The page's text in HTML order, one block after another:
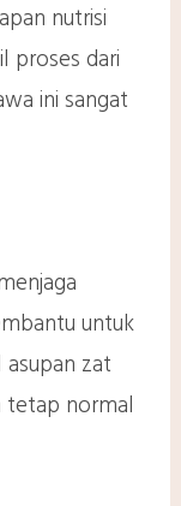
nutrisi
proses dari
ini sangat
untuk
zat
tetap normal